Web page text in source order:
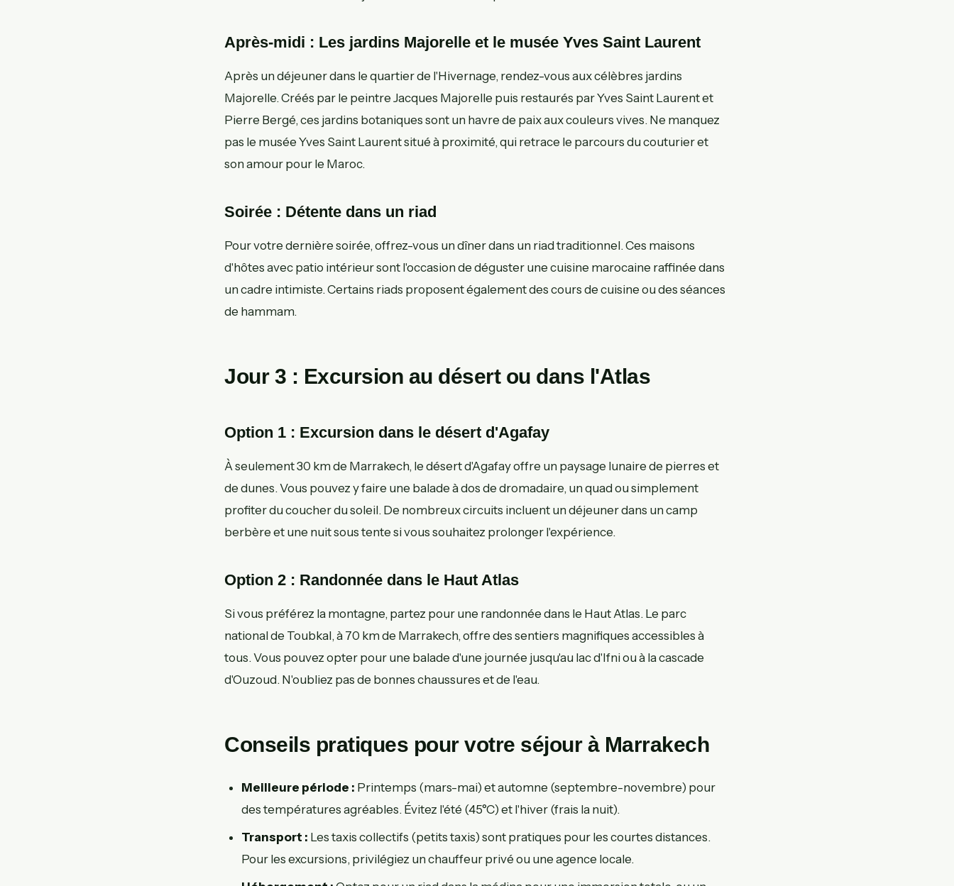
Après-midi : Les jardins Majorelle et le musée Yves Saint Laurent
Après un déjeuner dans le quartier de l'Hivernage, rendez-vous aux célèbres jardins
Majorelle. Créés par le peintre Jacques Majorelle puis restaurés par Yves Saint Laurent et
Pierre Bergé, ces jardins botaniques sont un havre de paix aux couleurs vives. Ne manquez
pas le musée Yves Saint Laurent situé à proximité, qui retrace le parcours du couturier et
son amour pour le Maroc.
Soirée : Détente dans un riad
Pour votre dernière soirée, offrez-vous un dîner dans un riad traditionnel. Ces maisons
d'hôtes avec patio intérieur sont l'occasion de déguster une cuisine marocaine raffinée dans
un cadre intimiste. Certains riads proposent également des cours de cuisine ou des séances
de hammam.
Jour 3 : Excursion au désert ou dans l'Atlas
Option 1 : Excursion dans le désert d'Agafay
À seulement 30 km de Marrakech, le désert d'Agafay offre un paysage lunaire de pierres et
de dunes. Vous pouvez y faire une balade à dos de dromadaire, un quad ou simplement
profiter du coucher du soleil. De nombreux circuits incluent un déjeuner dans un camp
berbère et une nuit sous tente si vous souhaitez prolonger l'expérience.
Option 2 : Randonnée dans le Haut Atlas
Si vous préférez la montagne, partez pour une randonnée dans le Haut Atlas. Le parc
national de Toubkal, à 70 km de Marrakech, offre des sentiers magnifiques accessibles à
tous. Vous pouvez opter pour une balade d'une journée jusqu'au lac d'Ifni ou à la cascade
d'Ouzoud. N'oubliez pas de bonnes chaussures et de l'eau.
Conseils pratiques pour votre séjour à Marrakech
Meilleure période : Printemps (mars-mai) et automne (septembre-novembre) pour
des températures agréables. Évitez l'été (45°C) et l'hiver (frais la nuit).
Transport : Les taxis collectifs (petits taxis) sont pratiques pour les courtes distances.
Pour les excursions, privilégiez un chauffeur privé ou une agence locale.